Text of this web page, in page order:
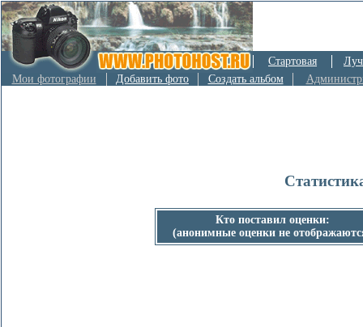
Стартовая
Мои фотографии
Добавить фото Создать альбом
Кто поставил оценки:
(анонимные оценки не